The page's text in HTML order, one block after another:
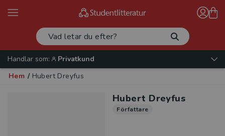
Handlar som:
Privatkund
Hem / Hubert Dreyfus
Hubert Dreyfus
Författare